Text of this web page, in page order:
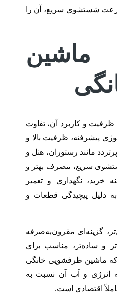
شستشوی سریع، آن را
و کاربرد آن‌، تفاوت
پیشرفته، ظرفیت بالا و
مانند رستوران‌، هتل‌ و
سریع، مصرف بهتر و
نگهداری و تعمیر
دلیل پیچیدگی قطعات و
گزینه‌ای مقرون‌به‌صرفه
و ساده‌تر، مناسب برای
ماشین ظرفشویی خانگی
انرژی و آب آن نسبت به
اقتصادی است.